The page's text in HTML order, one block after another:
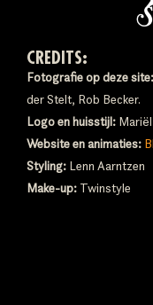
CREDITS:
Fotografie op deze site:
der Stelt, Rob Becker.
Logo en huisstijl:
Website en animaties:
Styling: Lenn Aarntzen
Make-up: Twinstyle